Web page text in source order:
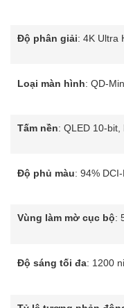
Độ phân giải: 4K Ultra
Loại màn hình: QD-
Tấm nền: QLED 10-
Độ phủ màu: 94% DCI-
Vùng làm mờ cục bộ:
Độ sáng tối đa: 1200